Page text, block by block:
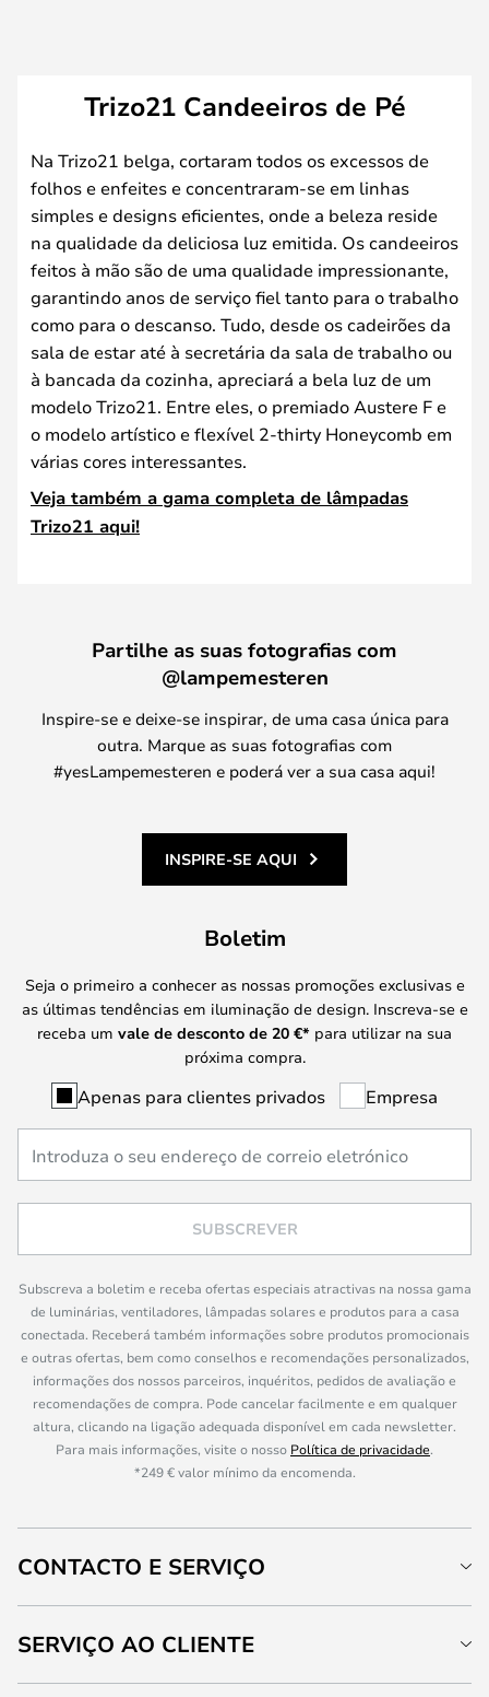
Trizo21 Candeeiros de Pé
Na Trizo21 belga, cortaram todos os excessos de
folhos e enfeites e concentraram-se em linhas
simples e designs eficientes, onde a beleza reside
na qualidade da deliciosa luz emitida. Os candeeiros
feitos à mão são de uma qualidade impressionante,
garantindo anos de serviço fiel tanto para o trabalho
como para o descanso. Tudo, desde os cadeirões da
sala de estar até à secretária da sala de trabalho ou
à bancada da cozinha, apreciará a bela luz de um
modelo Trizo21. Entre eles, o premiado Austere F e
o modelo artístico e flexível 2-thirty Honeycomb em
várias cores interessantes.
Veja também a gama completa de lâmpadas
Trizo21 aqui!
Partilhe as suas fotografias com
@lampemesteren
Inspire-se e deixe-se inspirar, de uma casa única para
outra. Marque as suas fotografias com
#yesLampemesteren e poderá ver a sua casa aqui!
INSPIRE-SE AQUI
Boletim
Seja o primeiro a conhecer as nossas promoções exclusivas e
as últimas tendências em iluminação de design. Inscreva-se e
receba um vale de desconto de 20 €* para utilizar na sua
próxima compra.
Apenas para clientes privados Empresa
SUBSCREVER
Subscreva a boletim e receba ofertas especiais atractivas na nossa gama
de luminárias, ventiladores, lâmpadas solares e produtos para a casa
conectada. Receberá também informações sobre produtos promocionais
e outras ofertas, bem como conselhos e recomendações personalizados,
informações dos nossos parceiros, inquéritos, pedidos de avaliação e
recomendações de compra. Pode cancelar facilmente e em qualquer
altura, clicando na ligação adequada disponível em cada newsletter.
Para mais informações, visite o nosso Política de privacidade.
*249 € valor mínimo da encomenda.
CONTACTO E SERVIÇO
SERVIÇO AO CLIENTE